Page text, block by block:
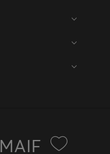
MAIF